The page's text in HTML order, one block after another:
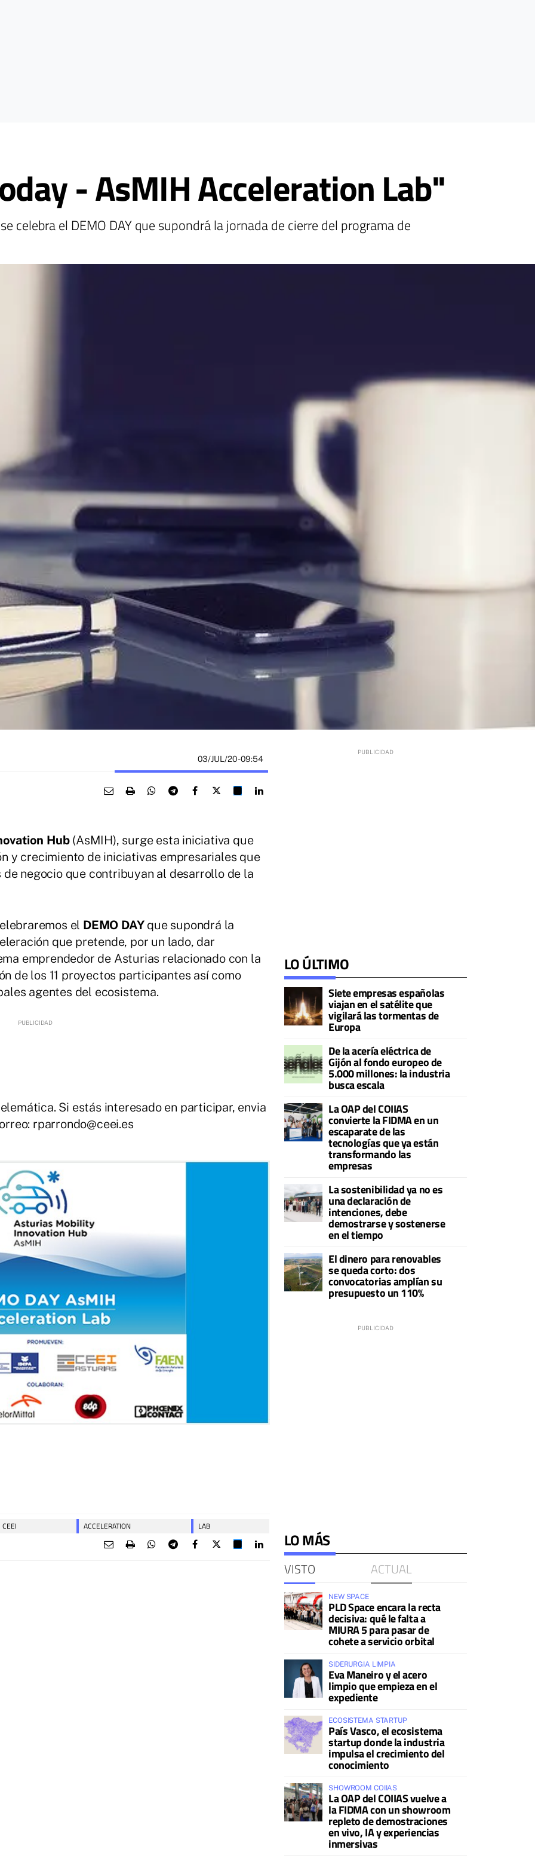
- AsMIH Acceleration Lab"
celebra el DEMO DAY que supondrá la jornada de cierre del programa de
03/JUL/20- 09:54
Hub(AsMIH), surge esta iniciativa que
y crecimiento de iniciativas empresariales que
negocio que contribuyan al desarrollo de la
el DEMO DAY que supondrá la
que pretende, por un lado, dar
emprendedor de Asturias relacionado con la
de los 11 proyectos participantes así como
agentes del ecosistema.
Si estás interesado en participar, envia
rparrondo@ceei.es
CEEI ACCELERATION LAB
LO ÚLTIMO
Siete empresas españolas
viajan en el satélite que
vigilará las tormentas de
Europa
De la acería eléctrica de
Gijón al fondo europeo de
5.000 millones: la industria
busca escala
La OAP del COIIAS
convierte la FIDMA en un
escaparate de las
tecnologías que ya están
transformando las
empresas
La sostenibilidad ya no es
una declaración de
intenciones, debe
demostrarse y sostenerse
en el tiempo
El dinero para renovables
se queda corto: dos
convocatorias amplían su
presupuesto un 110%
LO MÁS
VISTO ACTUAL
NEW SPACE
PLD Space encara la recta
decisiva: qué le falta a
MIURA 5 para pasar de
cohete a servicio orbital
SIDERURGIA LIMPIA
Eva Maneiro y el acero
limpio que empieza en el
expediente
ECOSISTEMA STARTUP
País Vasco, el ecosistema
startup donde la industria
impulsa el crecimiento del
conocimiento
SHOWROOM COIIAS
La OAP del COIIAS vuelve a
la FIDMA con un showroom
repleto de demostraciones
en vivo, IA y experiencias
inmersivas